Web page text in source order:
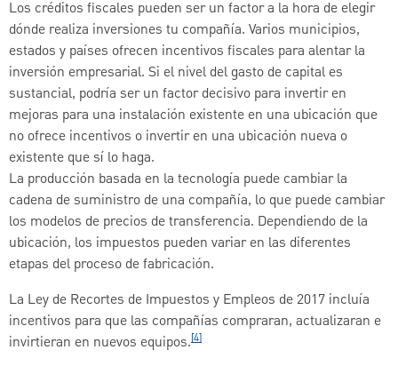
Los créditos fiscales pueden ser un factor a la hora de elegir
dónde realiza inversiones tu compañía. Varios municipios,
estados y países ofrecen incentivos fiscales para alentar la
inversión empresarial. Si el nivel del gasto de capital es
sustancial, podría ser un factor decisivo para invertir en
mejoras para una instalación existente en una ubicación que
no ofrece incentivos o invertir en una ubicación nueva o
existente que sí lo haga.
La producción basada en la tecnología puede cambiar la
cadena de suministro de una compañía, lo que puede cambiar
los modelos de precios de transferencia. Dependiendo de la
ubicación, los impuestos pueden variar en las diferentes
etapas del proceso de fabricación.
La Ley de Recortes de Impuestos y Empleos de 2017 incluía
incentivos para que las compañías compraran, actualizaran e
invirtieran en nuevos equipos.[4]